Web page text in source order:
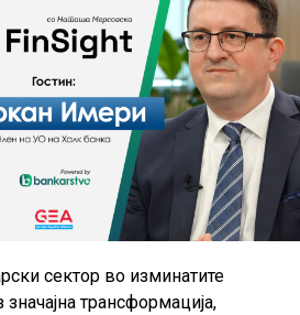
сектор во изминатите
трансформација,